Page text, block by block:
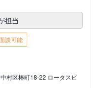
担当
談可能
村区椿町18-22 ロータスビ